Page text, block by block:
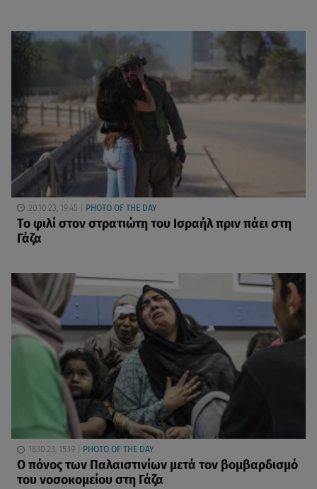
20.10.23, 19:45 PHOTO OF THE DAY
Το φιλί στον στρατιώτη του Ισραήλ πριν πάει στη
Γάζα
18.10.23, 15:19 PHOTO OF THE DAY
Ο πόνος των Παλαιστινίων μετά τον βομβαρδισμό
του νοσοκομείου στη Γάζα